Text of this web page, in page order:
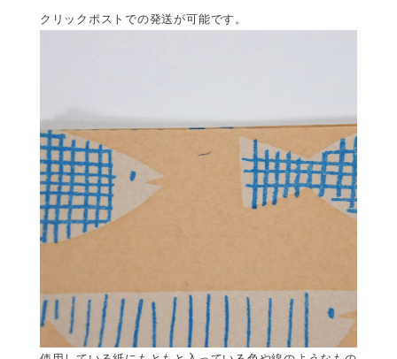
クリックポストでの発送が可能です。